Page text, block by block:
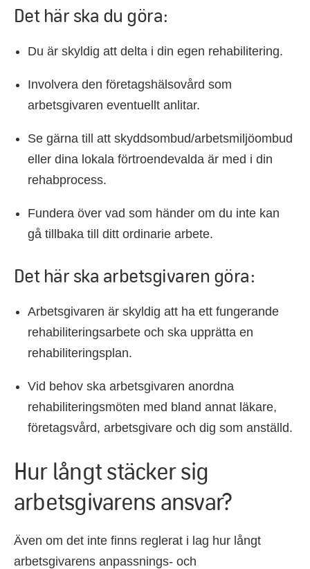
Det här ska du göra:
Du är skyldig att delta i din egen rehabilitering.
Involvera den företagshälsovård som
arbetsgivaren eventuellt anlitar.
Se gärna till att skyddsombud/arbetsmiljöombud
eller dina lokala förtroendevalda är med i din
rehabprocess.
Fundera över vad som händer om du inte kan
gå tillbaka till ditt ordinarie arbete.
Det här ska arbetsgivaren göra:
Arbetsgivaren är skyldig att ha ett fungerande
rehabiliteringsarbete och ska upprätta en
rehabiliteringsplan.
Vid behov ska arbetsgivaren anordna
rehabiliteringsmöten med bland annat läkare,
företagsvård, arbetsgivare och dig som anställd.
Hur långt stäcker sig
arbetsgivarens ansvar?
Även om det inte finns reglerat i lag hur långt
arbetsgivarens anpassnings- och